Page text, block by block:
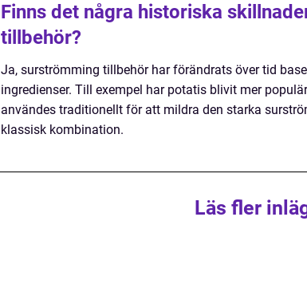
Finns det några historiska
tillbehör?
Ja, surströmming tillbehör har förändrats över tid
ingredienser. Till exempel har potatis blivit mer
användes traditionellt för att mildra den starka
klassisk kombination.
Läs fler